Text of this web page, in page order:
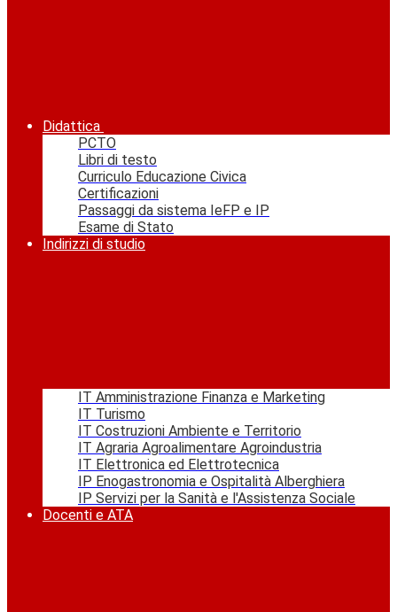
Didattica
PCTO
Libri di testo
Curriculo Educazione Civica
Certificazioni
Passaggi da sistema IeFP e IP
Esame di Stato
Indirizzi di studio
IT Amministrazione Finanza e Marketing
IT Turismo
IT Costruzioni Ambiente e Territorio
IT Agraria Agroalimentare Agroindustria
IT Elettronica ed Elettrotecnica
IP Enogastronomia e Ospitalità Alberghiera
IP Servizi per la Sanità e l'Assistenza Sociale
Docenti e ATA